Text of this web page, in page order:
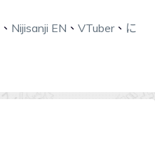
、 Nijisanji EN 、 VTuber、 に